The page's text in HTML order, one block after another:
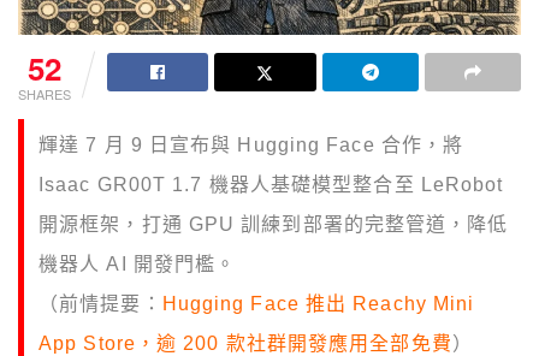
52
SHARES
輝達 7 月 9 日宣布與 Hugging Face 合作，將
Isaac GR00T 1.7 機器人基礎模型整合至 LeRobot
開源框架，打通 GPU 訓練到部署的完整管道，降低
機器人 AI 開發門檻。
（前情提要： Hugging Face 推出 Reachy Mini
App Store，逾 200 款社群開發應用全部免費）